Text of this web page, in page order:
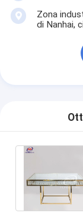
Zona
di Nanhai,